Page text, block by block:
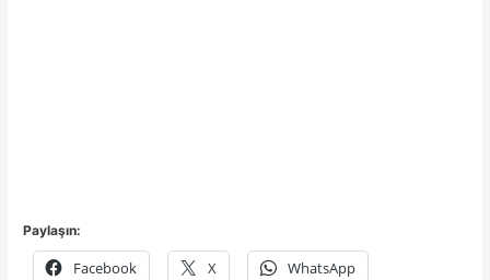
Paylaşın:
Facebook X WhatsApp